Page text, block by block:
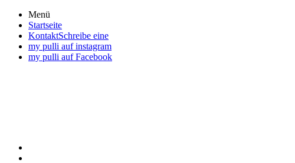
Direkt
zum
Inhalt
wechseln
Menü
Startseite
KontaktSchreibe eine
my pulli auf instagram
my pulli auf Facebook